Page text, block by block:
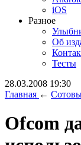
iOS
Разное
Об
Тесты
28.03.2008 19:30
Главная ←
Ofcom